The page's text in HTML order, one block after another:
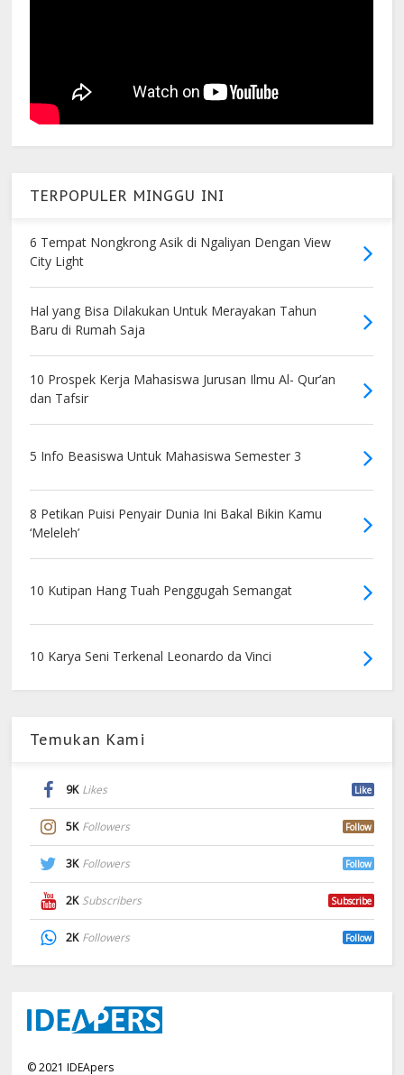
TERPOPULER MINGGU INI
6 Tempat Nongkrong Asik di Ngaliyan Dengan View
City Light
Hal yang Bisa Dilakukan Untuk Merayakan Tahun
Baru di Rumah Saja
10 Prospek Kerja Mahasiswa Jurusan Ilmu Al- Qur’an
dan Tafsir
5 Info Beasiswa Untuk Mahasiswa Semester 3
8 Petikan Puisi Penyair Dunia Ini Bakal Bikin Kamu
‘Meleleh’
10 Kutipan Hang Tuah Penggugah Semangat
10 Karya Seni Terkenal Leonardo da Vinci
Temukan Kami
9K Likes Like
5K Followers Follow
3K Followers Follow
2K Subscribers Subscribe
2K Followers Follow
©2021 IDEApers